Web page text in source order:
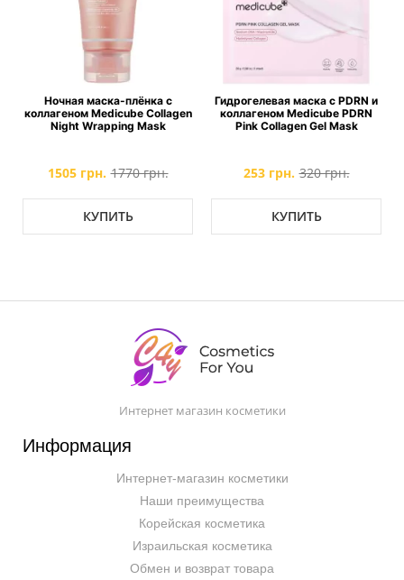
Гидрогелевая маска с PDRN и
коллагеном Medicube PDRN
Pink Collagen Gel Mask
253 грн. 320 грн.
КУПИТЬ
Осветляющая ампула с 21
витамином C Medicube AGE-R
Vita C Pro Ampoule
1250 грн. 1750 грн.
КУПИТЬ
Интернет магазин косметики
Информация
Интернет-магазин косметики
Наши преимущества
Корейская косметика
Израильская косметика
Обмен и возврат товара